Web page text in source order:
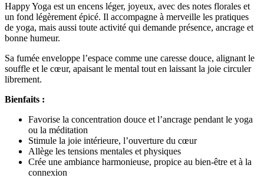
Happy Yoga est un encens léger, joyeux, avec des notes florales et
un fond légèrement épicé. Il accompagne à merveille les pratiques
de yoga, mais aussi toute activité qui demande présence, ancrage et
bonne humeur.
Sa fumée enveloppe l’espace comme une caresse douce, alignant le
souffle et le cœur, apaisant le mental tout en laissant la joie circuler
librement.
Bienfaits :
Favorise la concentration douce et l’ancrage pendant le yoga
ou la méditation
Stimule la joie intérieure, l’ouverture du cœur
Allège les tensions mentales et physiques
Crée une ambiance harmonieuse, propice au bien-être et à la
connexion